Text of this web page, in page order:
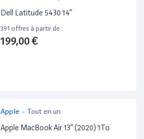
Dell Latitude 5430 14”
391 offres à partir de :
199,00 €
Apple - Tout en un
Apple MacBook Air 13” (2020) 1To